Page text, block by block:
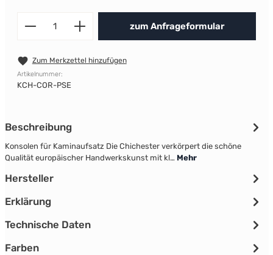
Produkt Anzahl: Gib den
zum Anfrageformular
Zum Merkzettel hinzufügen
Artikelnummer:
KCH-COR-PSE
Beschreibung
Konsolen für Kaminaufsatz Die Chichester verkörpert die schöne
Qualität europäischer Handwerkskunst mit kl… Mehr
Hersteller
Erklärung
Technische Daten
Farben